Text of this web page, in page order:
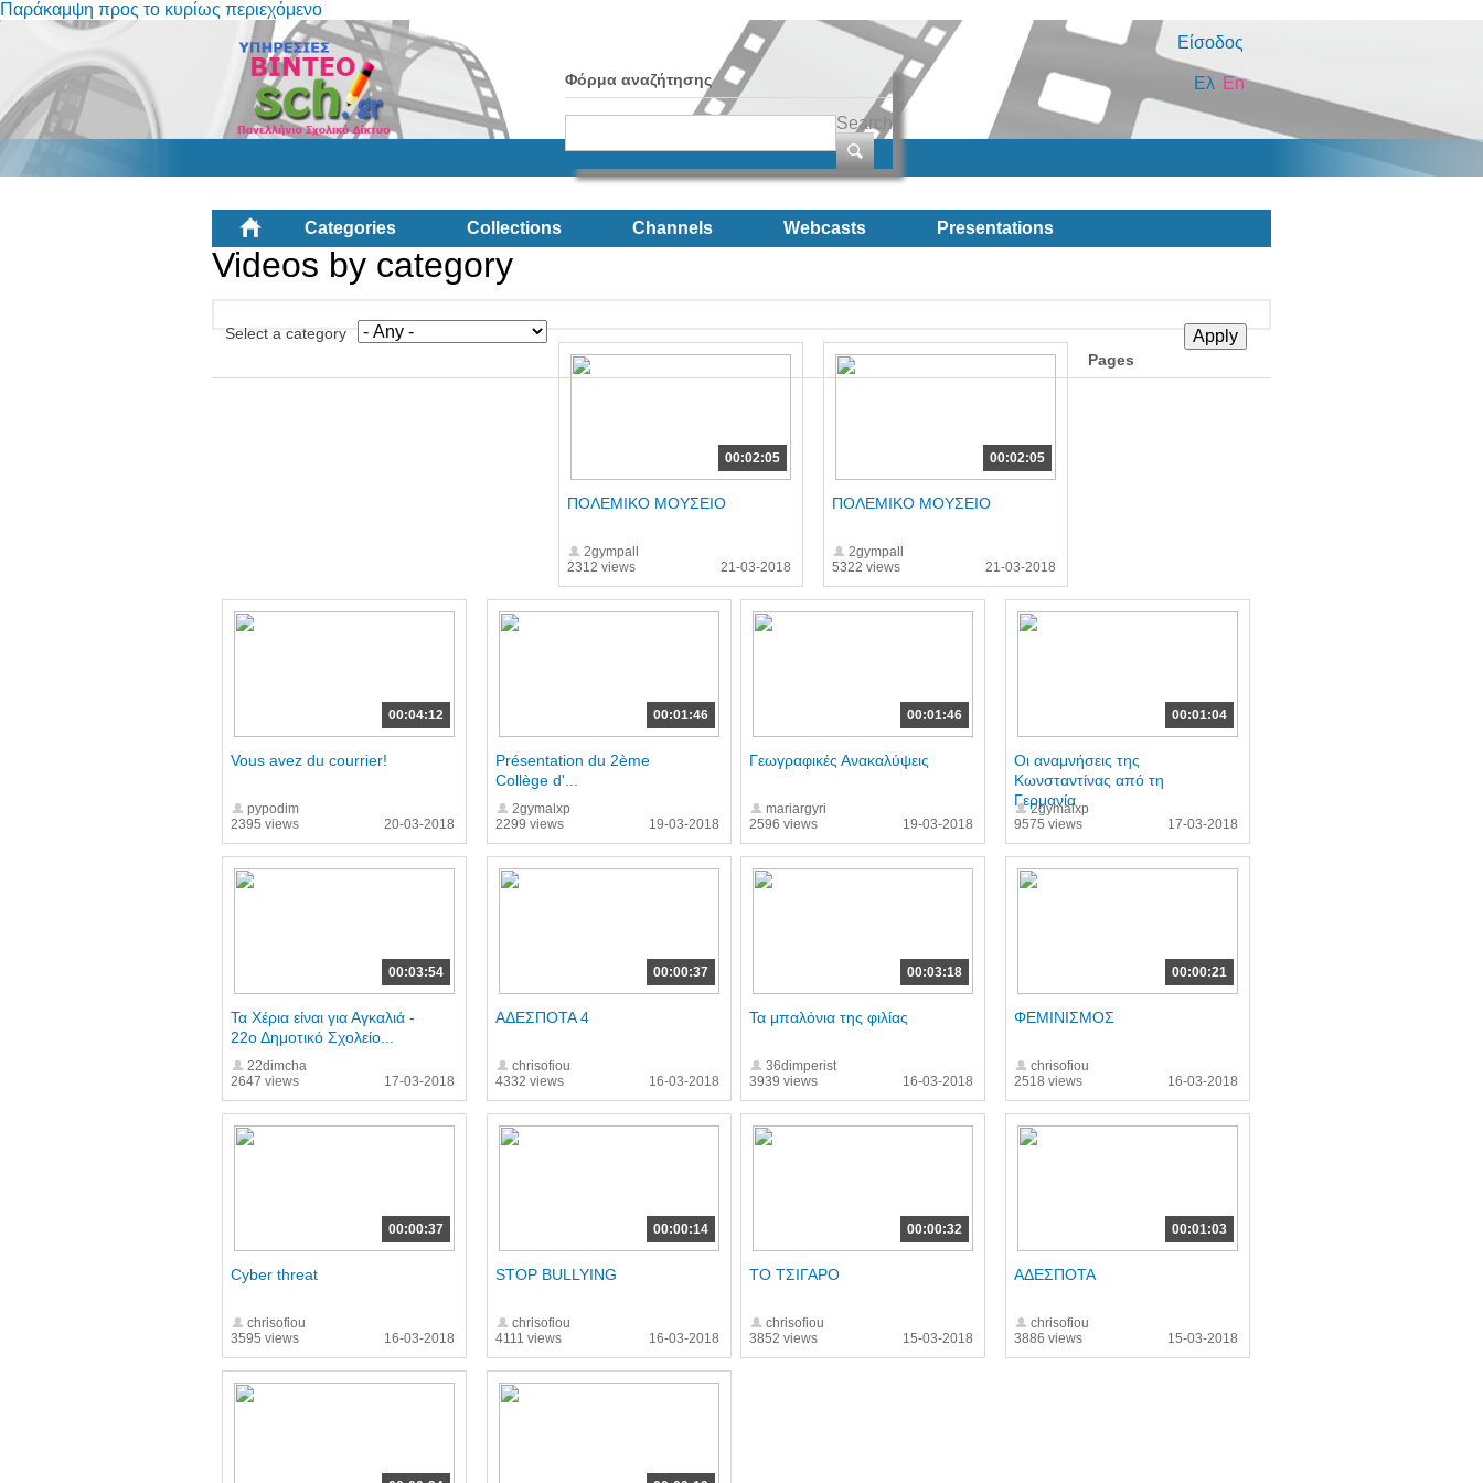
Παράκαμψη προς το κυρίως περιεχόμενο
Είσοδος
Φόρμα αναζήτησης
Search
En
Ελ
Categories Collections Channels Webcasts Presentations
Videos by category
Select a category
00:02:05
2312 views
ΠΟΛΕΜΙΚΟ ΜΟΥΣΕΙΟ
2gympall
21-03-2018
00:02:05
5322 views
ΠΟΛΕΜΙΚΟ ΜΟΥΣΕΙΟ
2gympall
21-03-2018
00:04:12
2395 views
Vous avez du courrier!
pypodim
20-03-2018
00:01:46
2299 views
Présentation du 2ème
Collège d'...
2gymalxp
19-03-2018
00:01:46
2596 views
Γεωγραφικές Ανακαλύψεις
mariargyri
19-03-2018
00:01:04
9575 views
Οι αναμνήσεις της
Κωνσταντίνας από τη
Γερμανία
2gymalxp
17-03-2018
00:03:54
2647 views
Τα Χέρια είναι για Αγκαλιά -
22ο Δημοτικό Σχολείο...
22dimcha
17-03-2018
00:00:37
4332 views
ΑΔΕΣΠΟΤΑ 4
chrisofiou
16-03-2018
00:03:18
3939 views
Τα μπαλόνια της φιλίας
36dimperist
16-03-2018
00:00:21
2518 views
ΦΕΜΙΝΙΣΜΟΣ
chrisofiou
16-03-2018
00:00:37
3595 views
Cyber threat
chrisofiou
16-03-2018
00:00:14
4111 views
STOP BULLYING
chrisofiou
16-03-2018
00:00:32
3852 views
ΤΟ ΤΣΙΓΑΡΟ
chrisofiou
15-03-2018
00:01:03
3886 views
ΑΔΕΣΠΟΤΑ
chrisofiou
15-03-2018
Pages